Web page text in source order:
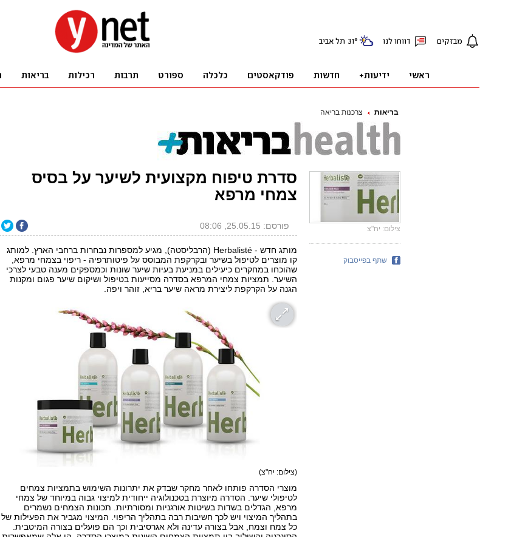
בריאות צרכנות בריאה
סדרת טיפוח מקצועית לשיער על בסיס
צמחי מרפא
פורסם: 25.05.15, 08:06
מותג חדש - Herbalisté (הרבליסטה), מגיע למספרות נבחרות ברחבי הארץ. למותג
קו מוצרים לטיפול בשיער ובקרקפת המבוסס על פיטותרפיה - ריפוי בצמחי מרפא,
שהוכחו במחקרים כיעילים במניעת בעיות שיער שונות וכמספקים מענה טבעי לצרכי
השיער. תמציות צמחי המרפא בסדרה מסייעות בטיפול ושיקום שיער פגום ומקנות
הגנה על הקרקפת ליצירת מראה שיער בריא, זוהר ויפה.
(צילום: יח"צ)
מוצרי הסדרה פותחו לאחר מחקר שבדק את יתרונות השימוש בתמציות צמחים
לטיפולי שיער. הסדרה מיוצרת בטכנולוגיה ייחודית למיצוי גבוה במיוחד של צמחי
מרפא, הגדלים בשדות בשיטות אורגניות ומסורתיות. תכונות הצמחים נשמרים
בתהליך המיצוי ויש לכך חשיבות רבה בתהליך הריפוי. המיצוי מגביר את הפעילות של
כל צמח וצמח, אבל בצורה עדינה ולא אגרסיבית וכך הם פועלים בצורה המיטבית.
צילום: יח"צ
שתף בפייסבוק